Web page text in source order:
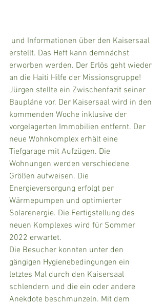
erstellt. Das Heft kann demnächst
erworben werden. Der Erlös geht wieder
an die Haiti Hilfe der Missionsgruppe!
Jürgen stellte ein Zwischenfazit seiner
Baupläne vor. Der Kaisersaal wird in den
kommenden Woche inklusive der
vorgelagerten Immobilien entfernt. Der
neue Wohnkomplex erhält eine
Tiefgarage mit Aufzügen. Die
Wohnungen werden verschiedene
Größen aufweisen. Die
Energieversorgung erfolgt per
Wärmepumpen und optimierter
Solarenergie. Die Fertigstellung des
neuen Komplexes wird für Sommer
2022 erwartet.
Die Besucher konnten unter den
gängigen Hygienebedingungen ein
letztes Mal durch den Kaisersaal
schlendern und die ein oder andere
Anekdote beschmunzeln. Mit dem